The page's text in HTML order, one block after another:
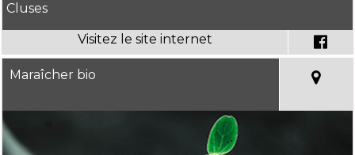
Cluses
Maraîcher bio